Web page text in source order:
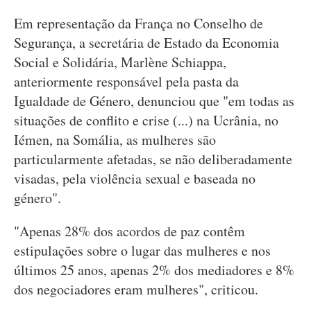
Em representação da França no Conselho de
Segurança, a secretária de Estado da Economia
Social e Solidária, Marlène Schiappa,
anteriormente responsável pela pasta da
Igualdade de Género, denunciou que "em todas as
situações de conflito e crise (...) na Ucrânia, no
Iémen, na Somália, as mulheres são
particularmente afetadas, se não deliberadamente
visadas, pela violência sexual e baseada no
género".
"Apenas 28% dos acordos de paz contêm
estipulações sobre o lugar das mulheres e nos
últimos 25 anos, apenas 2% dos mediadores e 8%
dos negociadores eram mulheres", criticou.